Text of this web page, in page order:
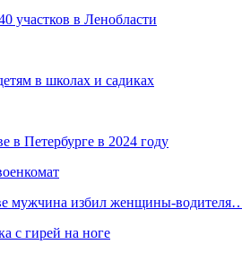
участков в Ленобласти
в школах и садиках
в Петербурге в 2024 году
мужчина избил женщины-
с гирей на ноге